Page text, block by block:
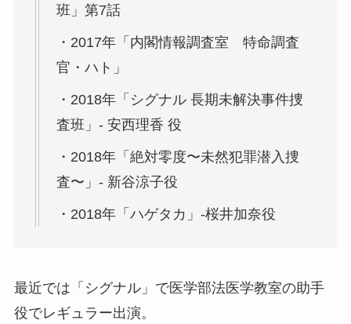
班」第7話
・2017年「内閣情報調査室 特命調査
官・ハト」
・2018年「シグナル 長期未解決事件捜
査班」- 安西理香 役
・2018年「絶対零度〜未然犯罪潜入捜
査〜」- 新谷涼子役
・2018年「ハゲタカ」-桜井加奈役
最近では「シグナル」で医学部法医学教室の助手
役でレギュラー出演。